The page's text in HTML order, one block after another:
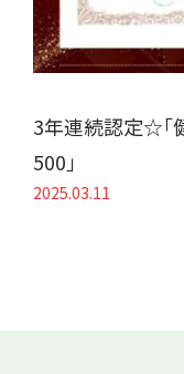
3年連続認定☆「
500」
2025.03.11